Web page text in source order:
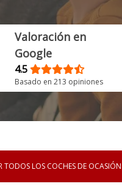
Valoración en
Google
4.5
Basado en 213 opiniones
TODOS LOS COCHES DE OCASIÓN